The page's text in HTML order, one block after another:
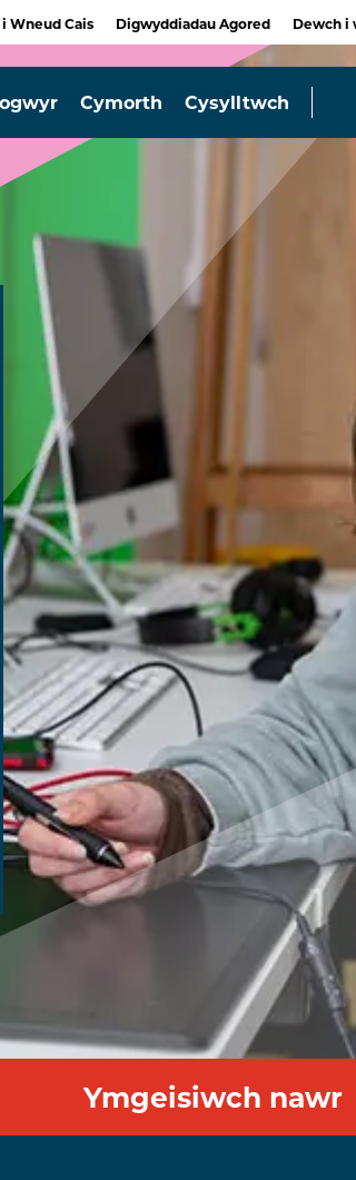
Wneud Cais Digwyddiadau Agored Dewch i
Cymorth Cysylltwch
Ymgeisiwch nawr